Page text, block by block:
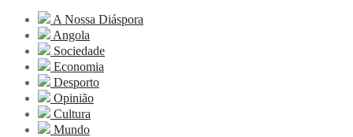
A Nossa Diáspora
Angola
Sociedade
Economia
Desporto
Opinião
Cultura
Mundo